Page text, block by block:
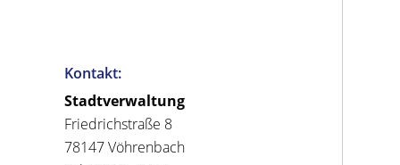
Kontakt:
Stadtverwaltung
Friedrichstraße 8
78147 Vöhrenbach